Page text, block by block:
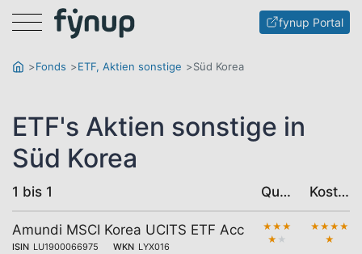
Menu fynup Portal
Fonds ETF, Aktien sonstige Süd Korea
ETF's Aktien sonstige in
Süd Korea
1 bis 1 Qualität Kosten
Amundi MSCI Korea UCITS ETF Acc
ISIN LU1900066975 WKN LYX016
★ ★ ★
★ ★
★ ★ ★ ★
★